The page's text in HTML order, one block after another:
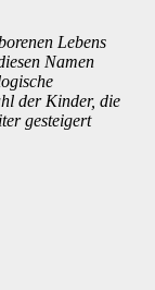
Lebens
Namen
der Kinder, die
gesteigert